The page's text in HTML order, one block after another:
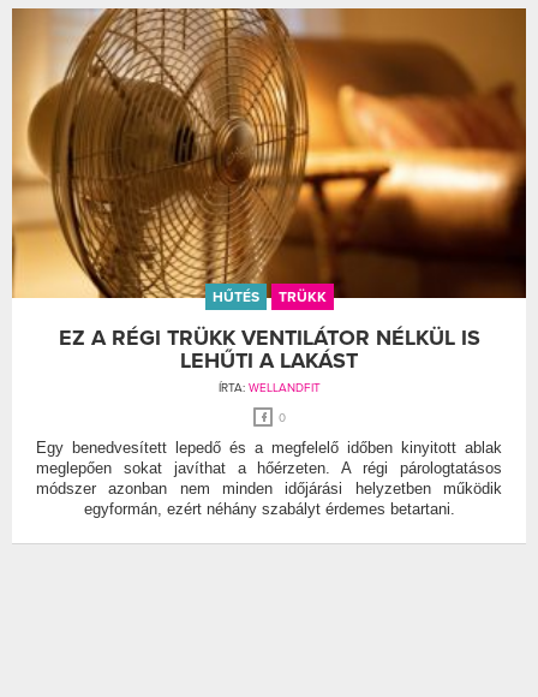
HŰTÉS TRÜKK
EZ A RÉGI TRÜKK VENTILÁTOR NÉLKÜL IS
LEHŰTI A LAKÁST
ÍRTA: WELLANDFIT
0
Egy benedvesített lepedő és a megfelelő időben kinyitott ablak
meglepően sokat javíthat a hőérzeten. A régi párologtatásos
módszer azonban nem minden időjárási helyzetben működik
egyformán, ezért néhány szabályt érdemes betartani.